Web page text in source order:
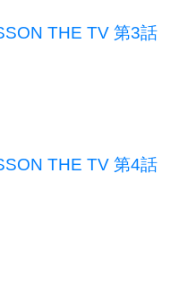
THE TV 第3話
THE TV 第4話